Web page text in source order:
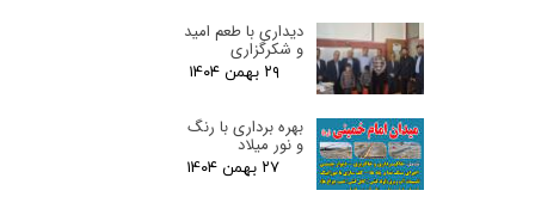
دیداری با طعم امید
و شکرگزاری
۲۹ بهمن ۰۴
بهره برداری با رنگ
و نور میلاد
۲۷ بهمن ۰۴